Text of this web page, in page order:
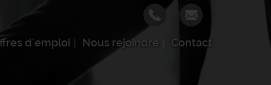
d'emploi Nous rejoindre Contact